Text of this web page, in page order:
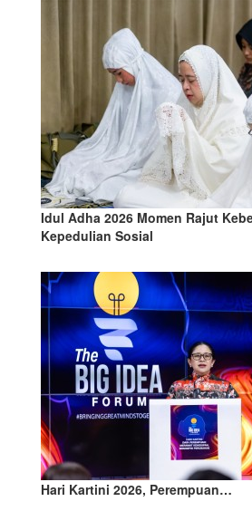
Idul Adha 2026 Momen Rajut
Kepedulian Sosial
Hari Kartini 2026, Perempuan…